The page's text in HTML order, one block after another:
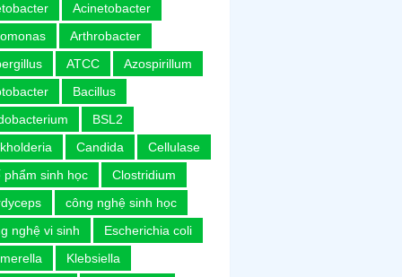
Acinetobacter
Arthrobacter
ATCC
Azospirillum
Bacillus
BSL2
Candida
Cellulase
phẩm sinh học
Clostridium
công nghệ sinh học
nghệ vi sinh
Escherichia coli
Klebsiella